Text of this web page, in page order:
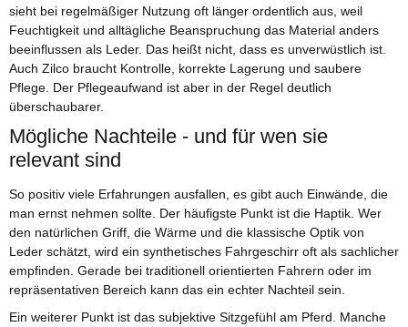
sieht bei regelmäßiger Nutzung oft länger ordentlich aus, weil
Feuchtigkeit und alltägliche Beanspruchung das Material anders
beeinflussen als Leder. Das heißt nicht, dass es unverwüstlich ist.
Auch Zilco braucht Kontrolle, korrekte Lagerung und saubere
Pflege. Der Pflegeaufwand ist aber in der Regel deutlich
überschaubarer.
Mögliche Nachteile - und für wen sie
relevant sind
So positiv viele Erfahrungen ausfallen, es gibt auch Einwände, die
man ernst nehmen sollte. Der häufigste Punkt ist die Haptik. Wer
den natürlichen Griff, die Wärme und die klassische Optik von
Leder schätzt, wird ein synthetisches Fahrgeschirr oft als sachlicher
empfinden. Gerade bei traditionell orientierten Fahrern oder im
repräsentativen Bereich kann das ein echter Nachteil sein.
Ein weiterer Punkt ist das subjektive Sitzgefühl am Pferd. Manche